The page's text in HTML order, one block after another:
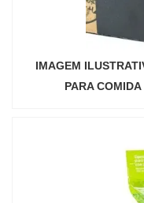
IMAGEM
PARA